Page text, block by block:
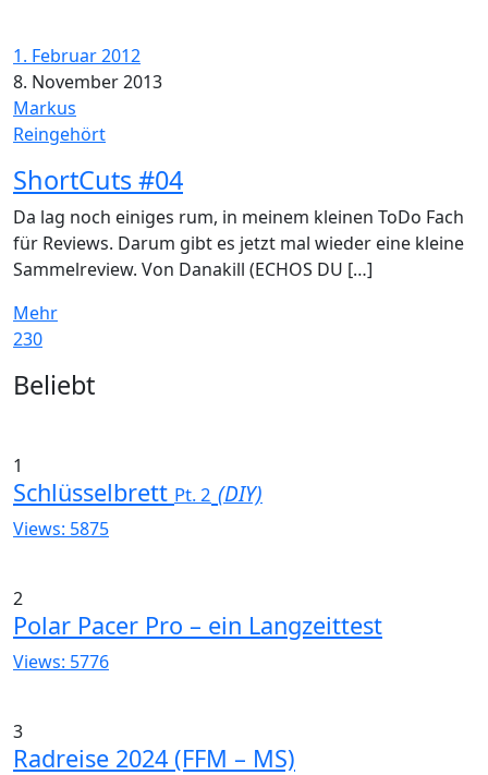
1. Februar 2012
8. November 2013
Markus
Reingehört
ShortCuts #04
Da lag noch einiges rum, in meinem kleinen ToDo Fach
für Reviews. Darum gibt es jetzt mal wieder eine kleine
Sammelreview. Von Danakill (ECHOS DU […]
Mehr
230
Widgets
Beliebt
1
Schlüsselbrett Pt. 2 (DIY)
Views: 5875
2
Polar Pacer Pro – ein Langzeittest
Views: 5776
3
Radreise 2024 (FFM – MS)